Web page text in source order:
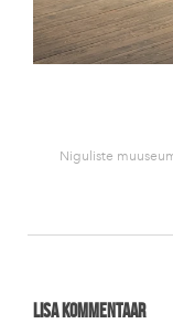
Niguliste
Lisa kommentaar